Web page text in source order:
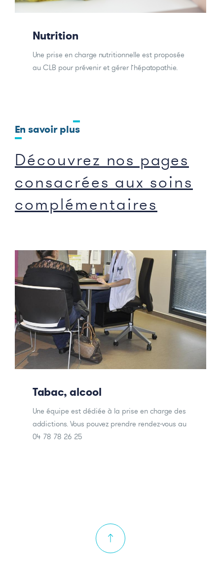
Nutrition
Une prise en charge nutritionnelle est proposée
au CLB pour prévenir et gérer l’hépatopathie.
En savoir plus
Découvrez nos pages
consacrées aux soins
complémentaires
Tabac, alcool
Une équipe est dédiée à la prise en charge des
addictions. Vous pouvez prendre rendez-vous au
04 78 78 26 25